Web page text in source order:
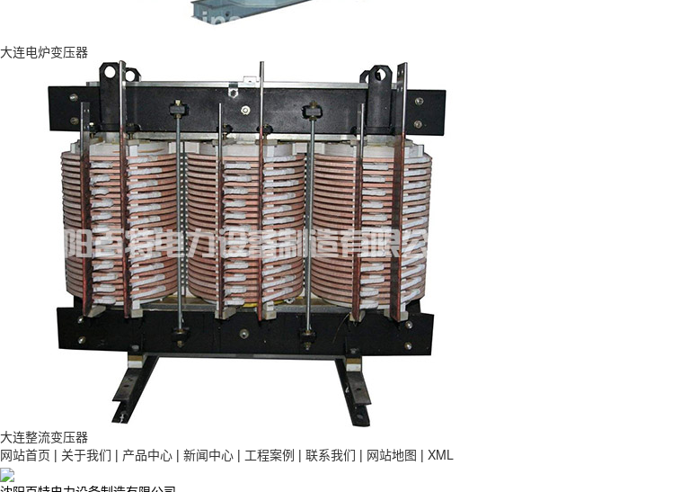
大连电炉变压器
大连整流变压器
网站首页 | 关于我们 | 产品中心 | 新闻中心 | 工程案例 | 联系我们 | 网站地图 | XML